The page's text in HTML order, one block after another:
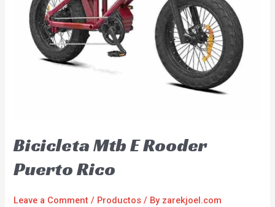
Bicicleta Mtb E Rooder
Puerto Rico
Leave a Comment / Productos / By zarekjoel.com